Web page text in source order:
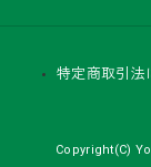
特定商取引法
Copyright(C)